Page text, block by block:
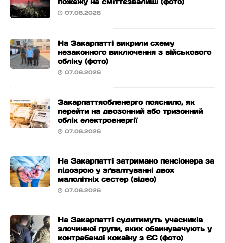
07.08.2026
На Закарпатті викрили схему
незаконного виключення з військового
обліку (фото)
07.08.2026
Закарпаттяобленерго пояснило, як
перейти на двозонний або тризонний
облік електроенергії
07.08.2026
На Закарпатті затримано пенсіонера за
підозрою у зґвалтуванні двох
малолітніх сестер (відео)
07.08.2026
На Закарпатті судитимуть учасників
злочинної групи, яких обвинувачують у
контрабанді кокаїну з ЄС (фото)